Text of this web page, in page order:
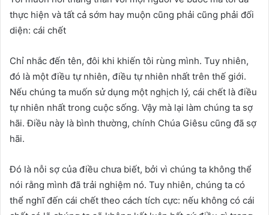
thực hiện và tất cả sớm hay muộn cũng phải cũng phải đối
diện: cái chết
Chỉ nhắc đến tên, đôi khi khiến tôi rùng mình. Tuy nhiên,
đó là một điều tự nhiên, điều tự nhiên nhất trên thế giới.
Nếu chúng ta muốn sử dụng một nghịch lý, cái chết là điều
tự nhiên nhất trong cuộc sống. Vậy mà lại làm chúng ta sợ
hãi. Điều này là bình thường, chính Chúa Giêsu cũng đã sợ
hãi.
Đó là nỗi sợ của điều chưa biết, bởi vì chúng ta không thể
nói rằng mình đã trải nghiệm nó. Tuy nhiên, chúng ta có
thể nghĩ đến cái chết theo cách tích cực: nếu không có cái